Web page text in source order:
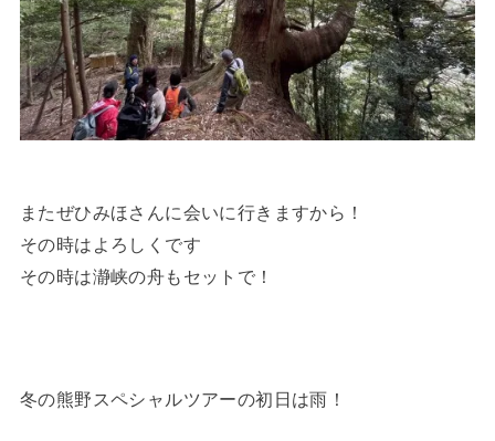
またぜひみほさんに会いに行きますから！
その時はよろしくです
その時は瀞峡の舟もセットで！
冬の熊野スペシャルツアーの初日は雨！